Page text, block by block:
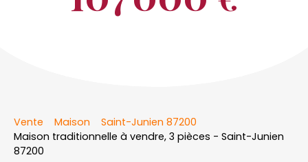
Vente Maison
Saint-Junien 87200
Maison traditionnelle à vendre, 3 pièces - Saint-Junien
87200